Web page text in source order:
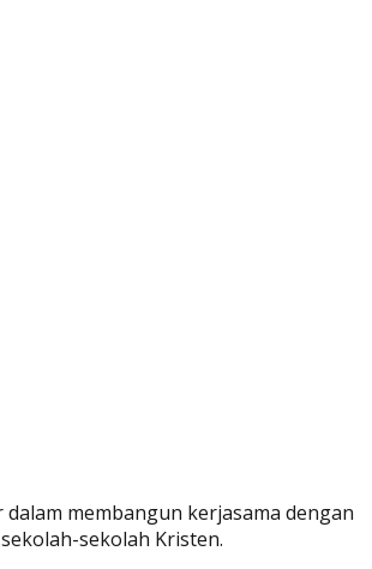
membangun kerjasama dengan
sekolah Kristen.